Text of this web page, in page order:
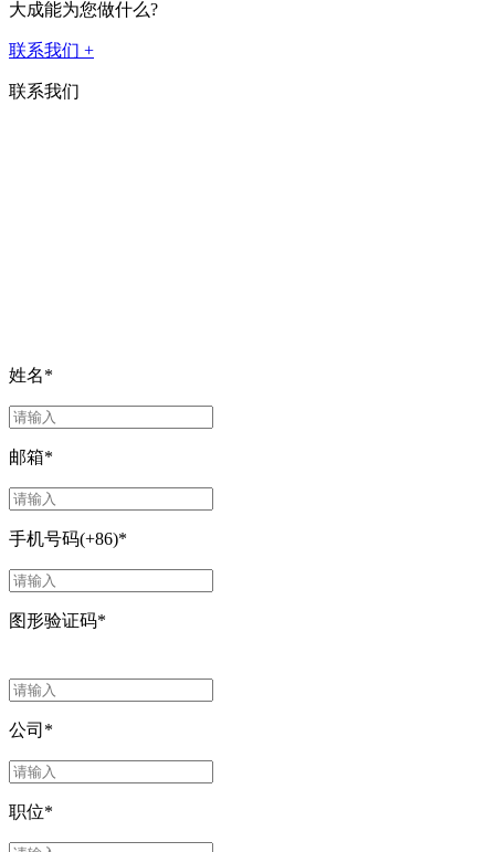
大成能为您做什么?
联系我们 +
联系我们
姓名*
邮箱*
手机号码(+86)*
图形验证码*
公司 *
职位*